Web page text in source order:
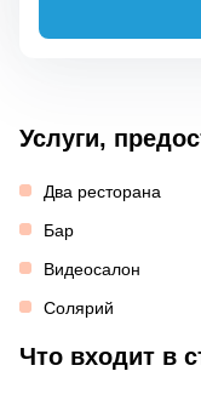
Услуги,
Два ресторана
Бар
Видеосалон
Солярий
Что входит в